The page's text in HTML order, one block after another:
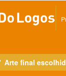
Arte final